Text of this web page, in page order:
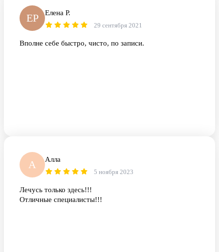
необходимости только к Горчаковой Л.по поводу
любых вмешательств. Рекомендую 100%.с уважением
Никитина Ирина. 12.06.23.хороший день, да ещё и
ЕР Елена Р.
29 сентября 2021
Вполне себе быстро, чисто, по записи.
А Алла
5 ноября 2023
Лечусь только здесь!!!
Отличные специалисты!!!